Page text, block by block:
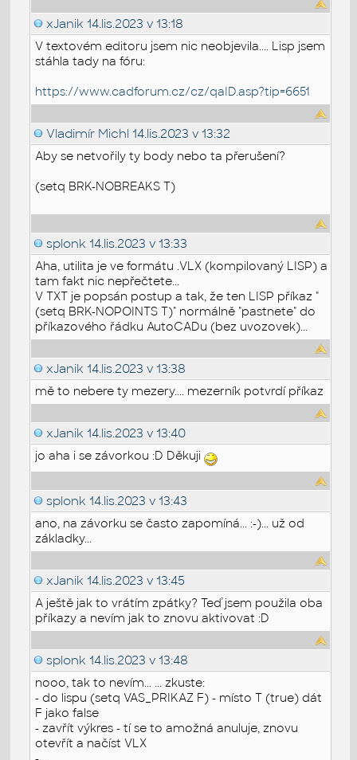
xJanik 14.lis.2023 v 13:18
V textovém editoru jsem nic neobjevila.... Lisp jsem
stáhla tady na fóru:
https://www.cadforum.cz/cz/qaID.asp?tip=6651
Vladimír Michl 14.lis.2023 v 13:32
Aby se netvořily ty body nebo ta přerušení?
(setq BRK-NOBREAKS T)
splonk 14.lis.2023 v 13:33
Aha, utilita je ve formátu .VLX (kompilovaný LISP) a
tam fakt nic nepřečtete...
V TXT je popsán postup a tak, že ten LISP příkaz "
(setq BRK-NOPOINTS T)" normálně "pastnete" do
příkazového řádku AutoCADu (bez uvozovek)...
xJanik 14.lis.2023 v 13:38
mě to nebere ty mezery.... mezerník potvrdí příkaz
xJanik 14.lis.2023 v 13:40
jo aha i se závorkou :D Děkuji
splonk 14.lis.2023 v 13:43
ano, na závorku se často zapomíná... :-)... už od
základky...
xJanik 14.lis.2023 v 13:45
A ještě jak to vrátím zpátky? Teď jsem použila oba
příkazy a nevím jak to znovu aktivovat :D
splonk 14.lis.2023 v 13:48
nooo, tak to nevím... ... zkuste:
- do lispu (setq VAS_PRIKAZ F) - místo T (true) dát
F jako false
- zavřít výkres - tí se to amožná anuluje, znovu
otevřít a načíst VLX